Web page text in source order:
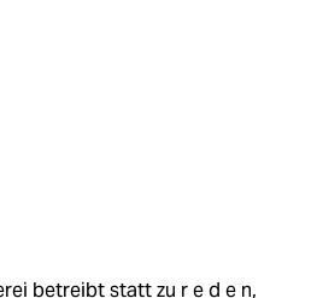
betreibt statt zu r e d e n,